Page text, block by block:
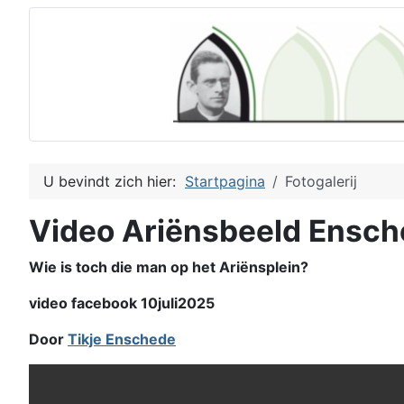
U bevindt zich hier: Startpagina Fotogalerij
Video Ariënsbeeld
Wie is toch die man op het Ariënsplein?
video facebook 10juli2025
Door Tikje Enschede